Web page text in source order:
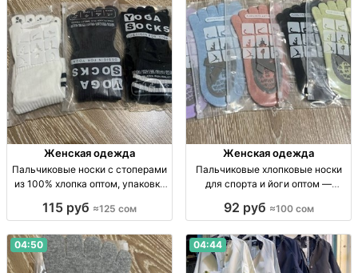
Женская одежда
Пальчиковые носки с стоперами
из 100% хлопка оптом, упаковка
100% х/б, р-р стандарт, уп. 10 шт.,
115 руб ≈125 сом
Женская одежда
Пальчиковые хлопковые носки
для спорта и йоги оптом —
пальчики, 100% хлопок, р-р
92 руб ≈100 сом
04:50 04:44